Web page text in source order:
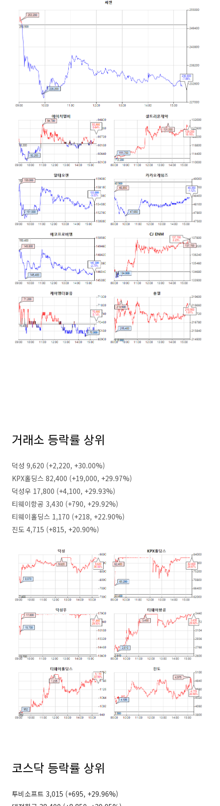
거래소 등락률 상위
덕성 9,620 (+2,220, +30.00%)
KPX홀딩스 82,400 (+19,000, +29.97%)
덕성우 17,800 (+4,100, +29.93%)
티웨이항공 3,430 (+790, +29.92%)
티웨이홀딩스 1,170 (+218, +22.90%)
진도 4,715 (+815, +20.90%)
코스닥 등락률 상위
투비소프트 3,015 (+695, +29.96%)